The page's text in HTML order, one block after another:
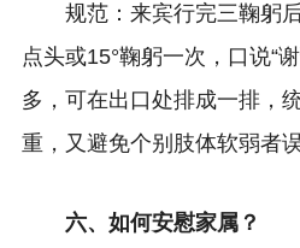
规范：来宾行完三鞠躬
点头或15°鞠躬一次，口说“谢
多，可在出口处排成一排，
重，又避免个别肢体软弱者误
六、如何安慰家属？